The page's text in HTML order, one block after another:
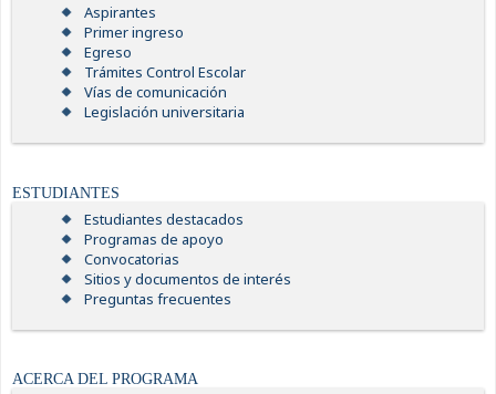
Aspirantes
Primer ingreso
Egreso
Trámites Control Escolar
Vías de comunicación
Legislación universitaria
ESTUDIANTES
Estudiantes destacados
Programas de apoyo
Convocatorias
Sitios y documentos de interés
Preguntas frecuentes
ACERCA DEL PROGRAMA